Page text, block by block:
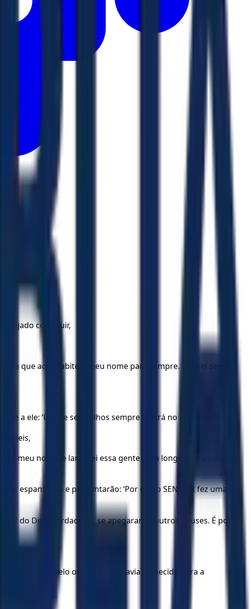
construir,
que aqui habite o meu nome para sempre. Estarei sempre
a ele: ‘Um de seus filhos sempre estará no trono de Israel’.
leis,
meu nome, e lançarei essa gente para longe da minha vista.
espantados e perguntarão: ‘Por que o SENHOR fez uma
do Deus verdadeiro, se apegaram a outros deuses. É por
de pinho, e pelo ouro que ele havia fornecido para a